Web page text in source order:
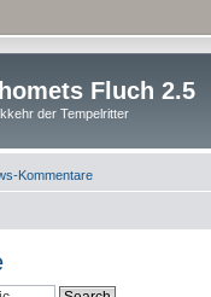
Fluch 2.5
der Tempelritter
Kommentare